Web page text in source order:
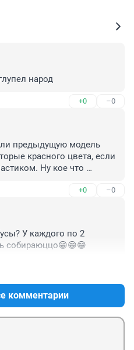
народ
+0 –0
предыдущую модель
красного цвета, если
Ну кое что
он расположен, когда
задних сиденьях в
с компрессором
что удивляться,
в полтора, дороже
особо кроме пластиковых
+0 –0
У каждого по 2
собираюццо😁😁😁
комментарии